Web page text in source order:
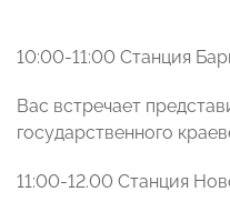
10:00-11:00 Станция
Вас встречает
государственного
11:00-12.00 Станция